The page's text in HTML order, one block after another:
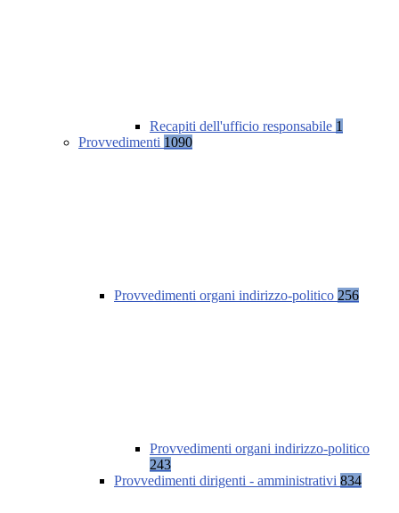
Recapiti dell'ufficio responsabile 1
Provvedimenti 1090
Provvedimenti organi indirizzo-politico 256
Provvedimenti organi indirizzo-politico
243
Provvedimenti dirigenti - amministrativi 834